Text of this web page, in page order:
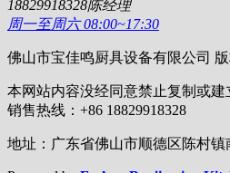
18829918328陈经理
周一至周六 08:00~17:30
佛山市宝佳鸣厨具设备有限公司 版
本网站内容没经同意禁止复制或建
销售热线：+86 18829918328
地址：广东省佛山市顺德区陈村镇